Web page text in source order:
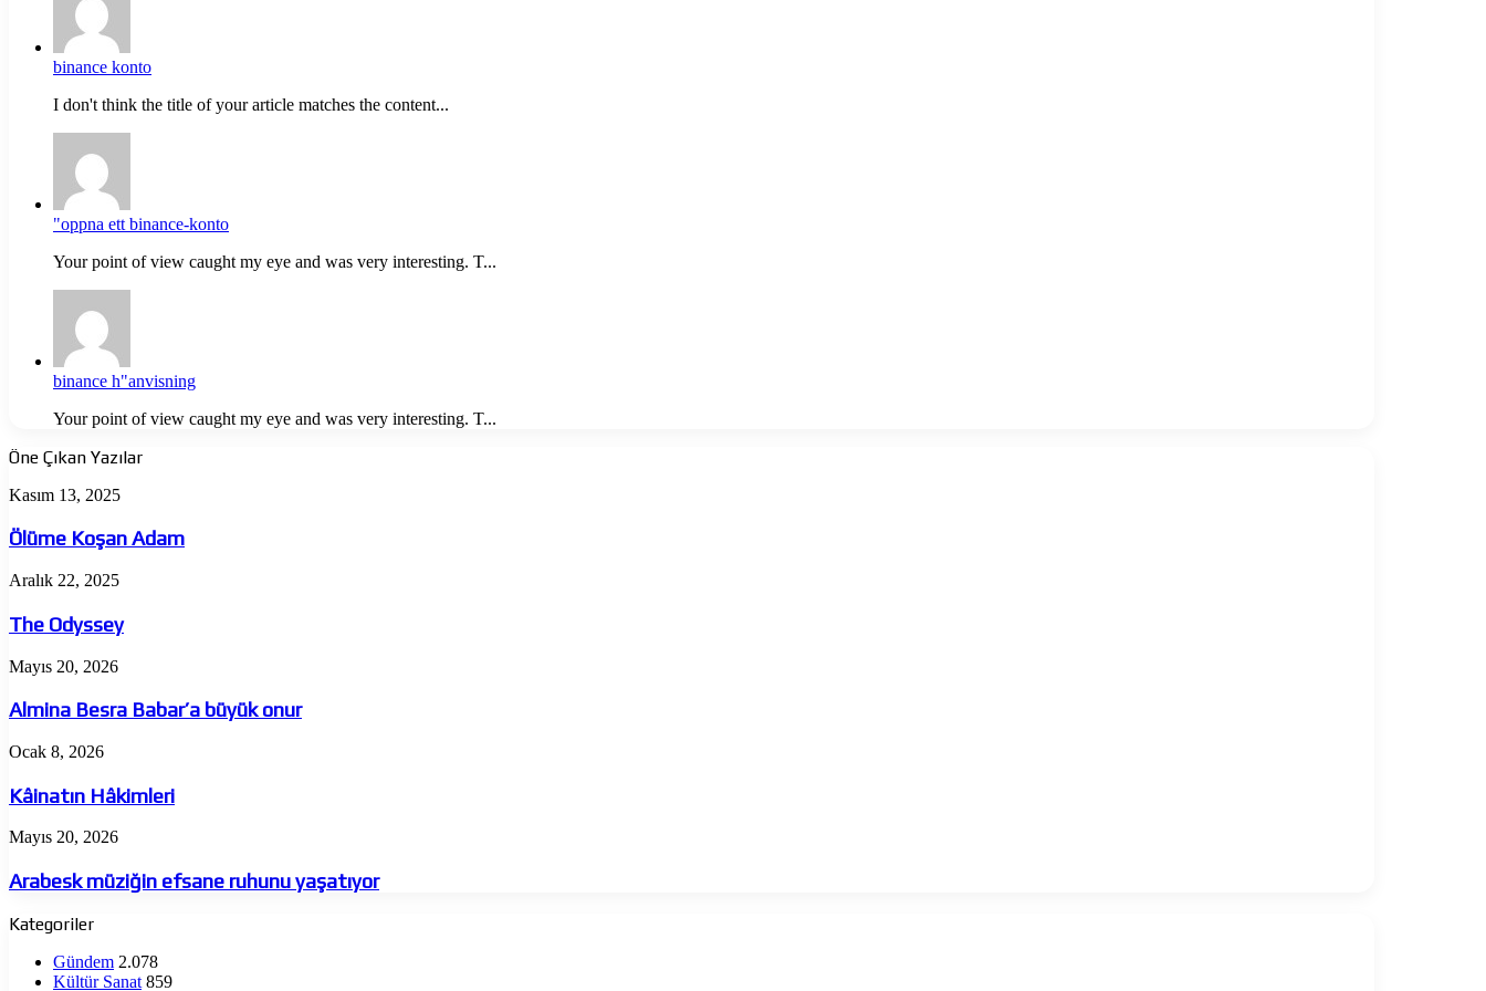
binance konto
I don't think the title of your article matches the content...
"oppna ett binance-konto
Your point of view caught my eye and was very interesting. T...
binance h"anvisning
Your point of view caught my eye and was very interesting. T...
Öne Çıkan Yazılar
Ölüme
Adam
Kasım 13, 2025
Ölüme Koşan Adam
The
Aralık 22, 2025
The Odyssey
Almina
Babar’a
büyük
onur
Mayıs 20, 2026
Almina Besra Babar’a büyük onur
Kâinatın
Ocak 8, 2026
Kâinatın Hâkimleri
Arabesk
efsane
ruhunu
yaşatıyor
Mayıs 20, 2026
Arabesk müziğin efsane ruhunu yaşatıyor
Kategoriler
Gündem 2.078
Kültür Sanat 859